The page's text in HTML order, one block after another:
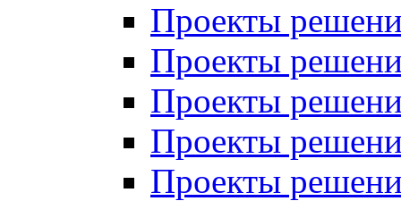
Проекты
Проекты
Проекты
Проекты
Проекты